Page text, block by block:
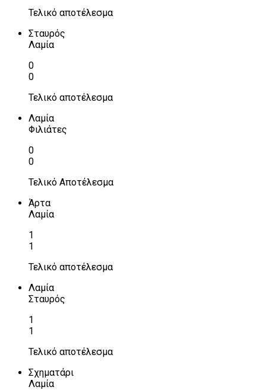
Τελικό αποτέλεσμα
Σταυρός
Λαμία
0
0
Τελικό αποτέλεσμα
Λαμία
Φιλιάτες
0
0
Τελικό Αποτέλεσμα
Άρτα
Λαμία
1
1
Τελικό αποτέλεσμα
Λαμία
Σταυρός
1
1
Τελικό αποτέλεσμα
Σχηματάρι
Λαμία